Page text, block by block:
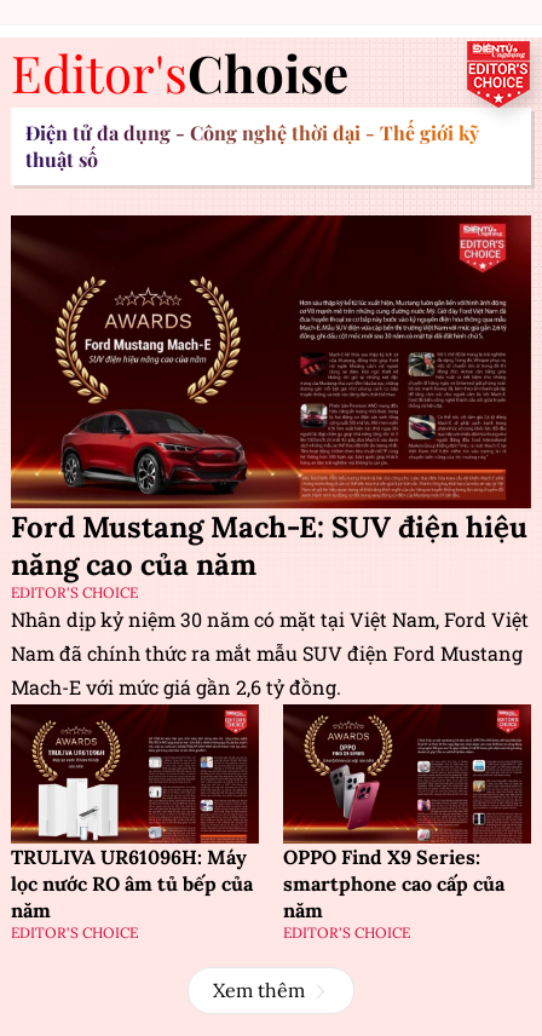
Editor'sChoise
Điện tử đa dụng - Công nghệ thời đại - Thế giới kỹ
thuật số
Ford Mustang Mach-E: SUV điện hiệu
năng cao của năm
EDITOR'S CHOICE
Nhân dịp kỷ niệm 30 năm có mặt tại Việt Nam, Ford Việt
Nam đã chính thức ra mắt mẫu SUV điện Ford Mustang
Mach-E với mức giá gần 2,6 tỷ đồng.
TRULIVA UR61096H: Máy
lọc nước RO âm tủ bếp của
năm
EDITOR'S CHOICE
OPPO Find X9 Series:
smartphone cao cấp của
năm
EDITOR'S CHOICE
Xem thêm